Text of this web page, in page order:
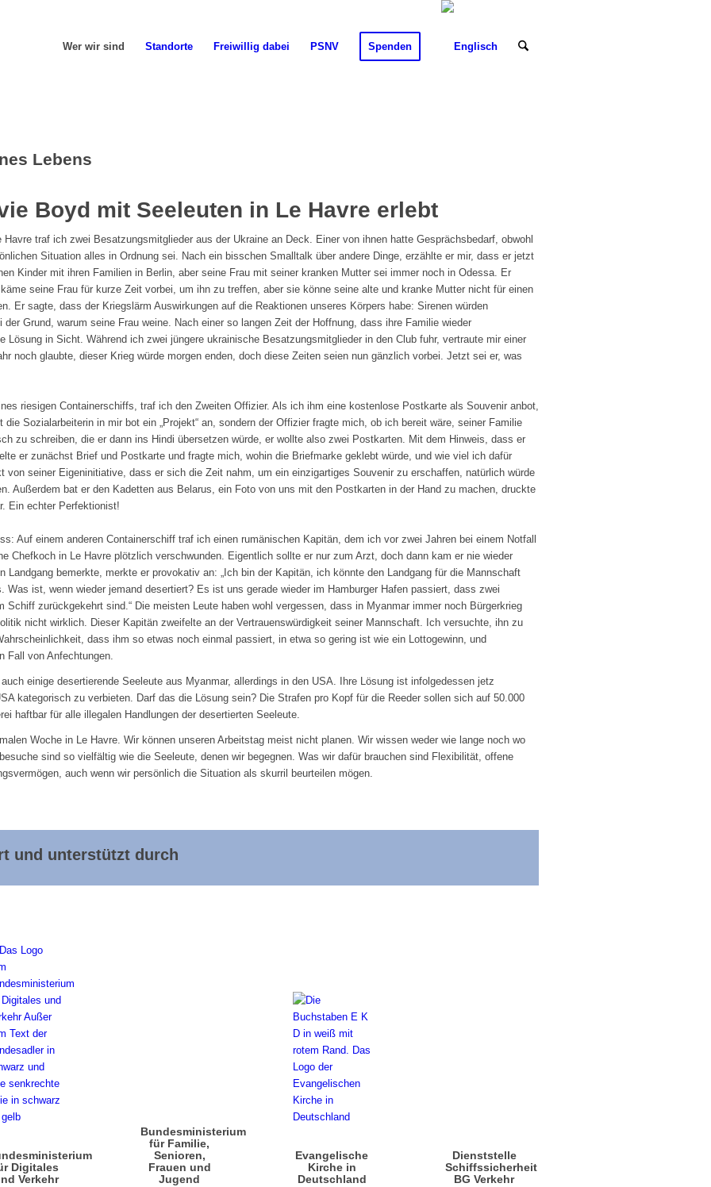
Wer wir sind Standorte Freiwillig dabei PSNV Spenden
Lebens
Boyd mit Seeleuten in Le Havre erlebt
traf ich zwei Besatzungsmitglieder aus der Ukraine an Deck. Einer von ihnen hatte Gesprächsbedarf, obwohl
Situation alles in Ordnung sei. Nach ein bisschen Smalltalk über andere Dinge, erzählte er mir, dass er jetzt
Kinder mit ihren Familien in Berlin, aber seine Frau mit seiner kranken Mutter sei immer noch in Odessa. Er
seine Frau für kurze Zeit vorbei, um ihn zu treffen, aber sie könne seine alte und kranke Mutter nicht für einen
Er sagte, dass der Kriegslärm Auswirkungen auf die Reaktionen unseres Körpers habe: Sirenen würden
Grund, warum seine Frau weine. Nach einer so langen Zeit der Hoffnung, dass ihre Familie wieder
Lösung in Sicht. Während ich zwei jüngere ukrainische Besatzungsmitglieder in den Club fuhr, vertraute mir einer
noch glaubte, dieser Krieg würde morgen enden, doch diese Zeiten seien nun gänzlich vorbei. Jetzt sei er, was
riesigen Containerschiffs, traf ich den Zweiten Offizier. Als ich ihm eine kostenlose Postkarte als Souvenir anbot,
Sozialarbeiterin in mir bot ein „Projekt“ an, sondern der Offizier fragte mich, ob ich bereit wäre, seiner Familie
zu schreiben, die er dann ins Hindi übersetzen würde, er wollte also zwei Postkarten. Mit dem Hinweis, dass er
er zunächst Brief und Postkarte und fragte mich, wohin die Briefmarke geklebt würde, und wie viel ich dafür
von seiner Eigeninitiative, dass er sich die Zeit nahm, um ein einzigartiges Souvenir zu erschaffen, natürlich würde
Außerdem bat er den Kadetten aus Belarus, ein Foto von uns mit den Postkarten in der Hand zu machen, druckte
Ein echter Perfektionist!
Auf einem anderen Containerschiff traf ich einen rumänischen Kapitän, dem ich vor zwei Jahren bei einem Notfall
Chefkoch in Le Havre plötzlich verschwunden. Eigentlich sollte er nur zum Arzt, doch dann kam er nie wieder
Landgang bemerkte, merkte er provokativ an: „Ich bin der Kapitän, ich könnte den Landgang für die Mannschaft
Was ist, wenn wieder jemand desertiert? Es ist uns gerade wieder im Hamburger Hafen passiert, dass zwei
Schiff zurückgekehrt sind.“ Die meisten Leute haben wohl vergessen, dass in Myanmar immer noch Bürgerkrieg
nicht wirklich. Dieser Kapitän zweifelte an der Vertrauenswürdigkeit seiner Mannschaft. Ich versuchte, ihn zu
dass ihm so etwas noch einmal passiert, in etwa so gering ist wie ein Lottogewinn, und
Fall von Anfechtungen.
einige desertierende Seeleute aus Myanmar, allerdings in den USA. Ihre Lösung ist infolgedessen jetz
kategorisch zu verbieten. Darf das die Lösung sein? Die Strafen pro Kopf für die Reeder sollen sich auf 50.000
haftbar für alle illegalen Handlungen der desertierten Seeleute.
Woche in Le Havre. Wir können unseren Arbeitstag meist nicht planen. Wir wissen weder wie lange noch wo
sind so vielfältig wie die Seeleute, denen wir begegnen. Was wir dafür brauchen sind Flexibilität, offene
auch wenn wir persönlich die Situation als skurril beurteilen mögen.
und unterstützt durch
Digitales
Verkehr
Bundesministerium
für Familie,
Senioren,
Frauen und
Jugend
Evangelische
Kirche in
Deutschland
Dienststelle
Schiffssicherheit
BG Verkehr